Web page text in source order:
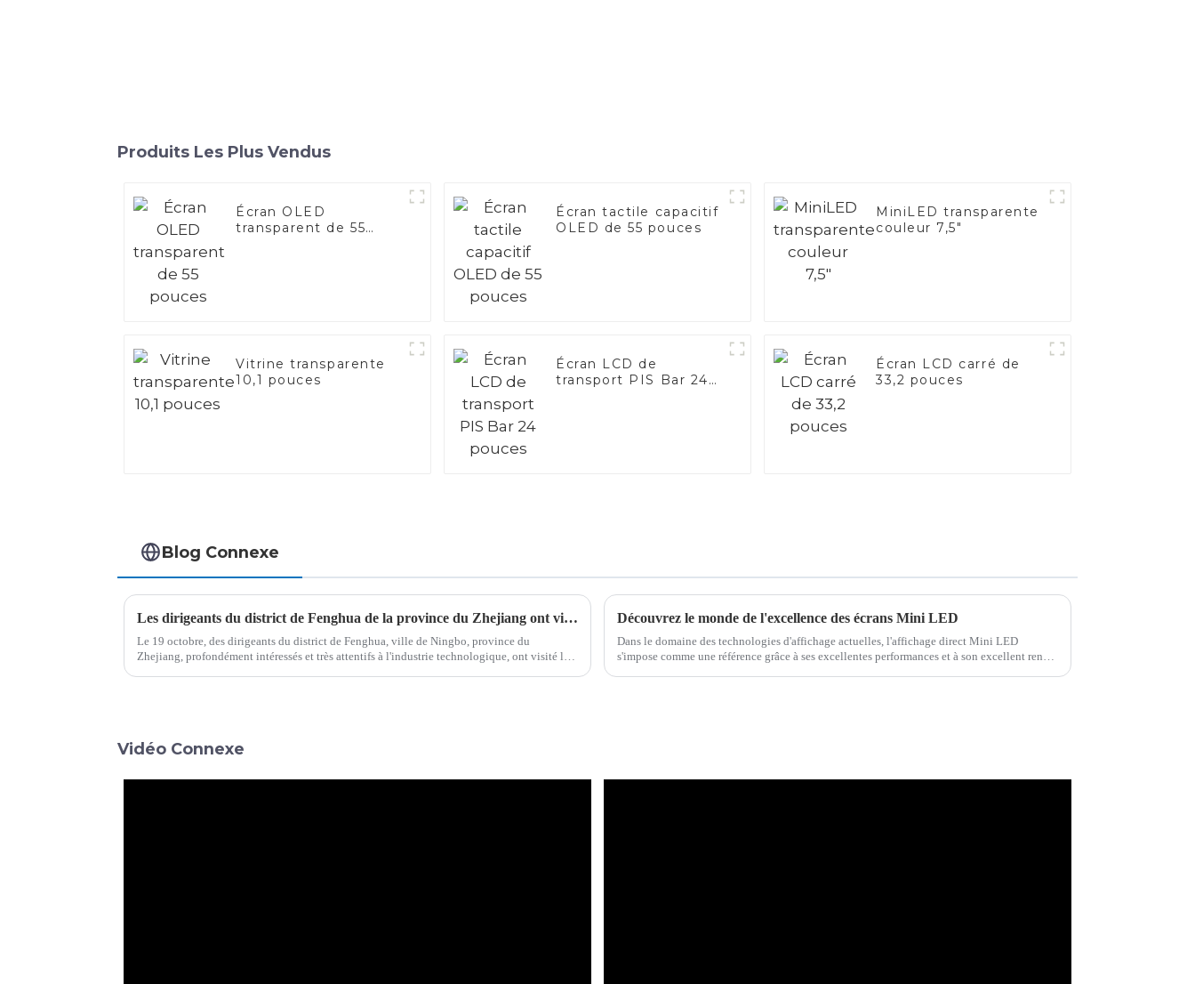
Produits Les Plus Vendus
Écran OLED
transparent de 55
Écran tactile capacitif
OLED de 55 pouces
MiniLED transparente
couleur 7,5"
Vitrine transparente
10,1 pouces
Écran LCD de
transport PIS Bar 24
Écran LCD carré de
33,2 pouces
Blog Connexe
Les dirigeants du district de Fenghua de la province du Zhejiang ont visité Shanghai Jiushan Electronic Technology Co., LTD
Le 19 octobre, des dirigeants du district de Fenghua, ville de Ningbo, province du
Zhejiang, profondément intéressés et très attentifs à l'industrie technologique, ont visité le
Découvrez le monde de l'excellence des écrans Mini LED
Dans le domaine des technologies d'affichage actuelles, l'affichage direct Mini LED
s'impose comme une référence grâce à ses excellentes performances et à son excellent rendu.
Vidéo Connexe